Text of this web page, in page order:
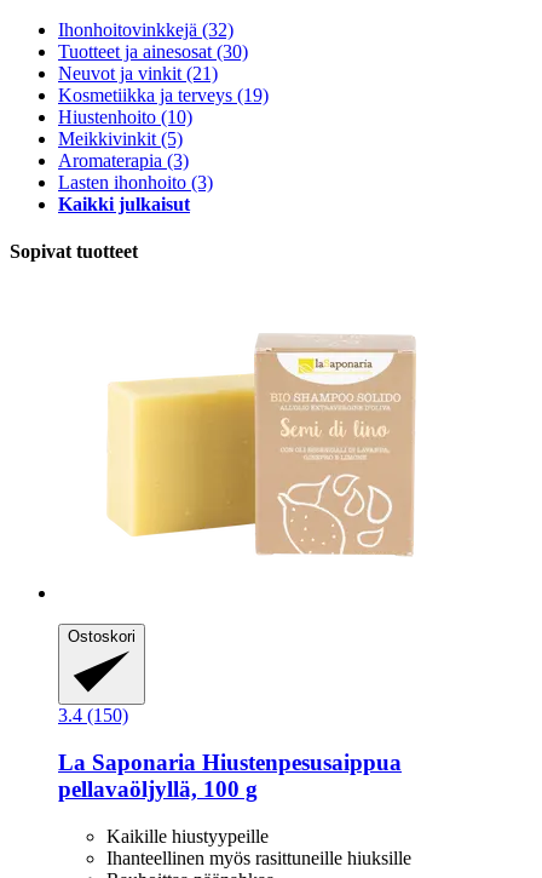
Ihonhoitovinkkejä (32)
Tuotteet ja ainesosat (30)
Neuvot ja vinkit (21)
Kosmetiikka ja terveys (19)
Hiustenhoito (10)
Meikkivinkit (5)
Aromaterapia (3)
Lasten ihonhoito (3)
Kaikki julkaisut
Sopivat tuotteet
Ostoskori
3.4 (150)
La Saponaria Hiustenpesusaippua
pellavaöljyllä, 100 g
Kaikille hiustyypeille
Ihanteellinen myös rasittuneille hiuksille